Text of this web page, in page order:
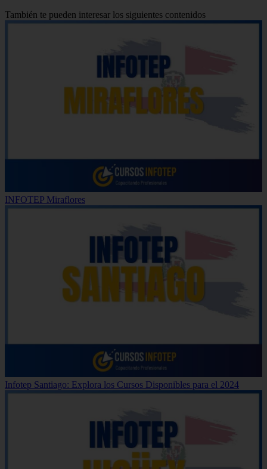
También te pueden interesar los siguientes contenidos
INFOTEP Miraflores
Infotep Santiago: Explora los Cursos Disponibles para el 2024